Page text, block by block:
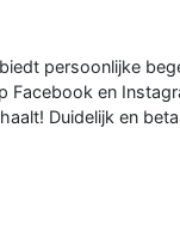
persoonlijke
Facebook en
Duidelijk en